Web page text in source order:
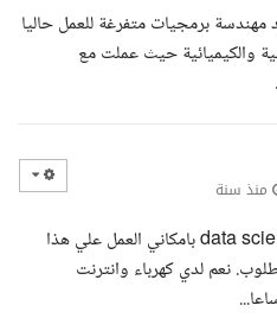
برمجيات متفرغة للعمل حاليا
والكيميائية حيث عملت مع
منذ سنة
السلام عليكم معك عبدالرحمن data scientist بامكاني العمل علي هذا
نعم لدي كهرباء وانترنت